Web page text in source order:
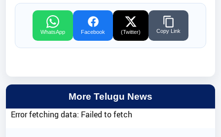
WhatsApp Facebook (Twitter) Copy Link
More Telugu News
Error fetching data: Failed to fetch